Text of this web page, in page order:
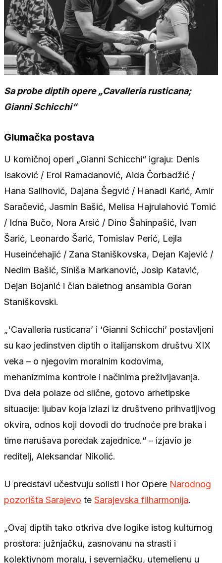
Sa probe diptih opere „Cavalleria rusticana;
Gianni Schicchi“
Glumačka postava
U komičnoj operi „Gianni Schicchi“ igraju: Denis
Isaković / Erol Ramadanović, Aida Čorbadžić /
Hana Salihović, Dajana Šegvić / Hanadi Karić, Amir
Saračević, Jasmin Bašić, Melisa Hajrulahović Tomić
/ Idna Bučo, Nora Arsić / Dino Šahinpašić, Ivan
Šarić, Leonardo Šarić, Tomislav Perić, Lejla
Huseinćehajić / Zana Staniškovska, Dejan Kajević /
Nedim Bašić, Siniša Markanović, Josip Katavić,
Dejan Bojanić i član baletnog ansambla Goran
Staniškovski.
„'Cavalleria rusticana’ i ‘Gianni Schicchi’ postavljeni
su kao jedinstven diptih o italijanskom društvu XIX
veka – o njegovim moralnim kodovima,
mehanizmima kontrole i načinima preživljavanja.
Dva dela polaze od slične, gotovo arhetipske
situacije: ljubav koja izlazi iz društveno prihvatljivog
okvira, odnos koji dovodi do trudnoće pre braka i
time narušava poredak zajednice.“ – izjavio je
reditelj, Aleksandar Nikolić.
U predstavi učestvuju solisti i hor Opere Narodnog
pozorišta Sarajevo te Sarajevska filharmonija.
„Ovaj diptih tako otkriva dve logike istog kulturnog
prostora: južnjačku, zasnovanu na strasti i
kolektivnom moralu, i severnjačku, utemeljenu u